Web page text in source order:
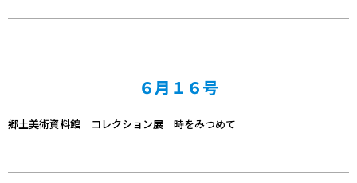
６月１６号
郷土美術資料館 コレクション展 時をみつめて